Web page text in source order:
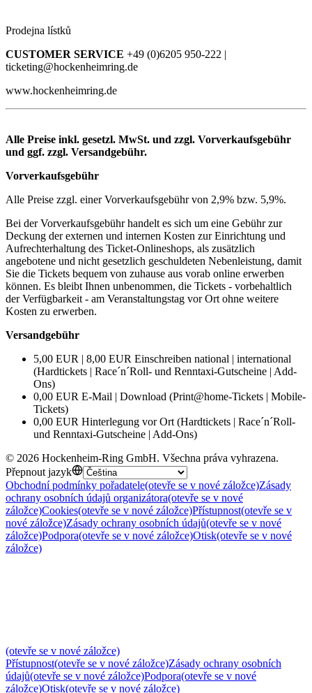
Prodejna lístků
CUSTOMER SERVICE +49 (0)6205 950-222 |
ticketing@hockenheimring.de
www.hockenheimring.de
Alle Preise inkl. gesetzl. MwSt. und zzgl. Vorverkaufsgebühr
und ggf. zzgl. Versandgebühr.
Vorverkaufsgebühr
Alle Preise zzgl. einer Vorverkaufsgebühr von 2,9% bzw. 5,9%.
Bei der Vorverkaufsgebühr handelt es sich um eine Gebühr zur
Deckung der externen und internen Kosten zur Einrichtung und
Aufrechterhaltung des Ticket-Onlineshops, als zusätzlich
angebotene und nicht gesetzlich geschuldeten Nebenleistung, damit
Sie die Tickets bequem von zuhause aus vorab online erwerben
können. Es bleibt Ihnen unbenommen, die Tickets - vorbehaltlich
der Verfügbarkeit - am Veranstaltungstag vor Ort ohne weitere
Kosten zu erwerben.
Versandgebühr
5,00 EUR | 8,00 EUR Einschreiben national | international
(Hardtickets | Race´n´Roll- und Renntaxi-Gutscheine | Add-
Ons)
0,00 EUR E-Mail | Download (Print@home-Tickets | Mobile-
Tickets)
0,00 EUR Hinterlegung vor Ort (Hardtickets | Race´n´Roll-
und Renntaxi-Gutscheine | Add-Ons)
© 2026 Hockenheim-Ring GmbH. Všechna práva vyhrazena.
Přepnout jazyk
Obchodní podmínky pořadatele(otevře se v nové záložce)Zásady
ochrany osobních údajů organizátora(otevře se v nové
záložce)Cookies(otevře se v nové záložce)Přístupnost(otevře se v
nové záložce)Zásady ochrany osobních údajů(otevře se v nové
záložce)Podpora(otevře se v nové záložce)Otisk(otevře se v nové
záložce)
(otevře se v nové záložce)
Přístupnost(otevře se v nové záložce)Zásady ochrany osobních
údajů(otevře se v nové záložce)Podpora(otevře se v nové
záložce)Otisk(otevře se v nové záložce)